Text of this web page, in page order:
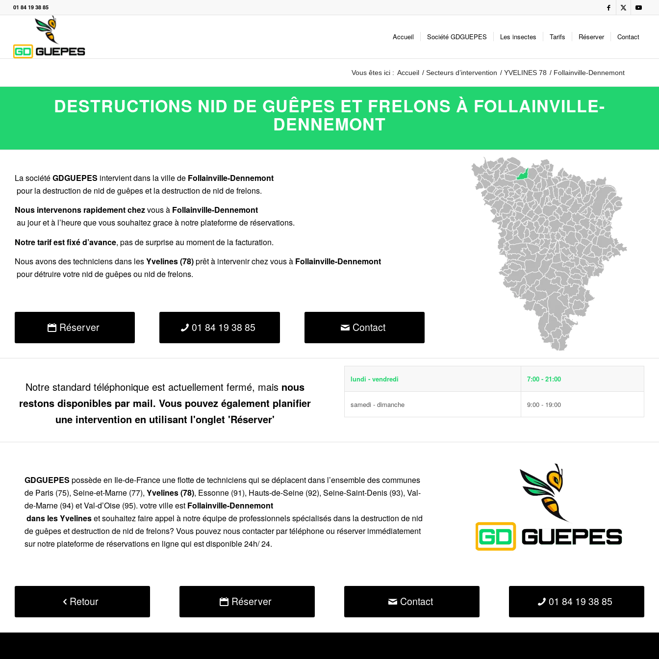
01 84 19 38 85
Accueil Société GDGUEPES Les insectes Tarifs Réserver Contact
Vous êtes ici : Accueil / Secteurs d’intervention / YVELINES 78 / Follainville-Dennemont
DESTRUCTIONS NID DE GUÊPES ET FRELONS À FOLLAINVILLE-
DENNEMONT
La sociétéGDGUEPES intervient dans la ville de Follainville-Dennemont
pour la destruction de nid de guêpes et la destruction de nid de frelons.
Nous intervenons rapidement chezvous à Follainville-Dennemont
au jour et à l’heure que vous souhaitez grace à notre plateforme de réservations.
Notre tarif est fixé d’avance, pas de surprise au moment de la facturation.
Nous avons des techniciens dans lesYvelines (78)prêt à intervenir chez vous à Follainville-Dennemont
pour détruire votre nid de guêpes ou nid de frelons.
Réserver 01 84 19 38 85 Contact
Notre standard téléphonique est actuellement fermé, mais nous
restons disponibles par mail. Vous pouvez également planifier
une intervention en utilisant l'onglet 'Réserver'
lundi - vendredi 7:00 - 21:00
samedi - dimanche 9:00 - 19:00
GDGUEPES possède en Ile-de-France une flotte de techniciens qui se déplacent dans l’ensemble des communes
de Paris (75), Seine-et-Marne (77), Yvelines (78), Essonne (91), Hauts-de-Seine (92), Seine-Saint-Denis (93), Val-
de-Marne (94) et Val-d’Oise (95). votre ville est Follainville-Dennemont
dans les Yvelineset souhaitez faire appel à notre équipe de professionnels spécialisés dans la destruction de nid
de guêpes et destruction de nid de frelons? Vous pouvez nous contacter par téléphone ou réserver immédiatement
sur notre plateforme de réservations en ligne qui est disponible 24h/ 24.
Retour Réserver Contact 01 84 19 38 85